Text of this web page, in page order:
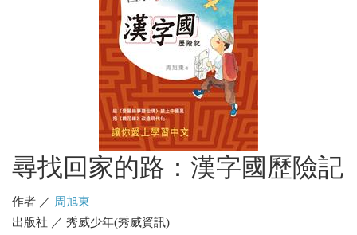
尋找回家的路：漢字國歷險記
作者 ／ 周旭東
出版社 ／ 秀威少年(秀威資訊)